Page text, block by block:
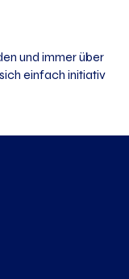
und immer über
einfach initiativ